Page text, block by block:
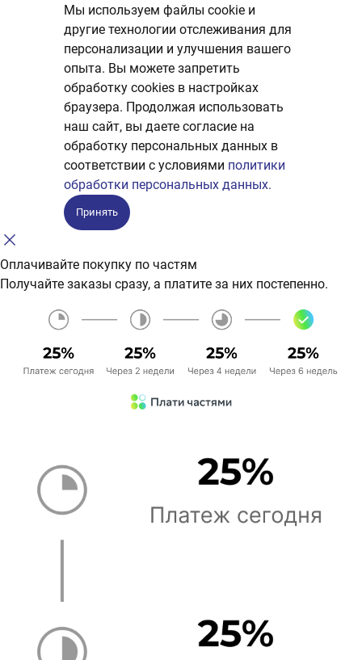
Мы используем файлы cookie и
другие технологии отслеживания для
персонализации и улучшения вашего
опыта. Вы можете запретить
обработку сookies в настройках
браузера. Продолжая использовать
наш сайт, вы даете согласие на
обработку персональных данных в
соответствии с условиями политики
обработки персональных данных.
Принять
Оплачивайте покупку по частям
Получайте заказы сразу, а платите за них постепенно.